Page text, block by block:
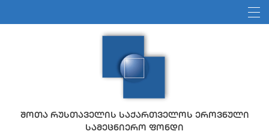
ᲨᲝᲗᲐ ᲠᲣᲡᲗᲐᲕᲔᲚᲘᲡ ᲡᲐᲥᲐᲠᲗᲕᲔᲚᲝᲡ ᲔᲠᲝᲕᲜᲣᲚᲘ
ᲡᲐᲛᲔᲪᲜᲘᲔᲠᲝ ᲤᲝᲜᲓᲘ